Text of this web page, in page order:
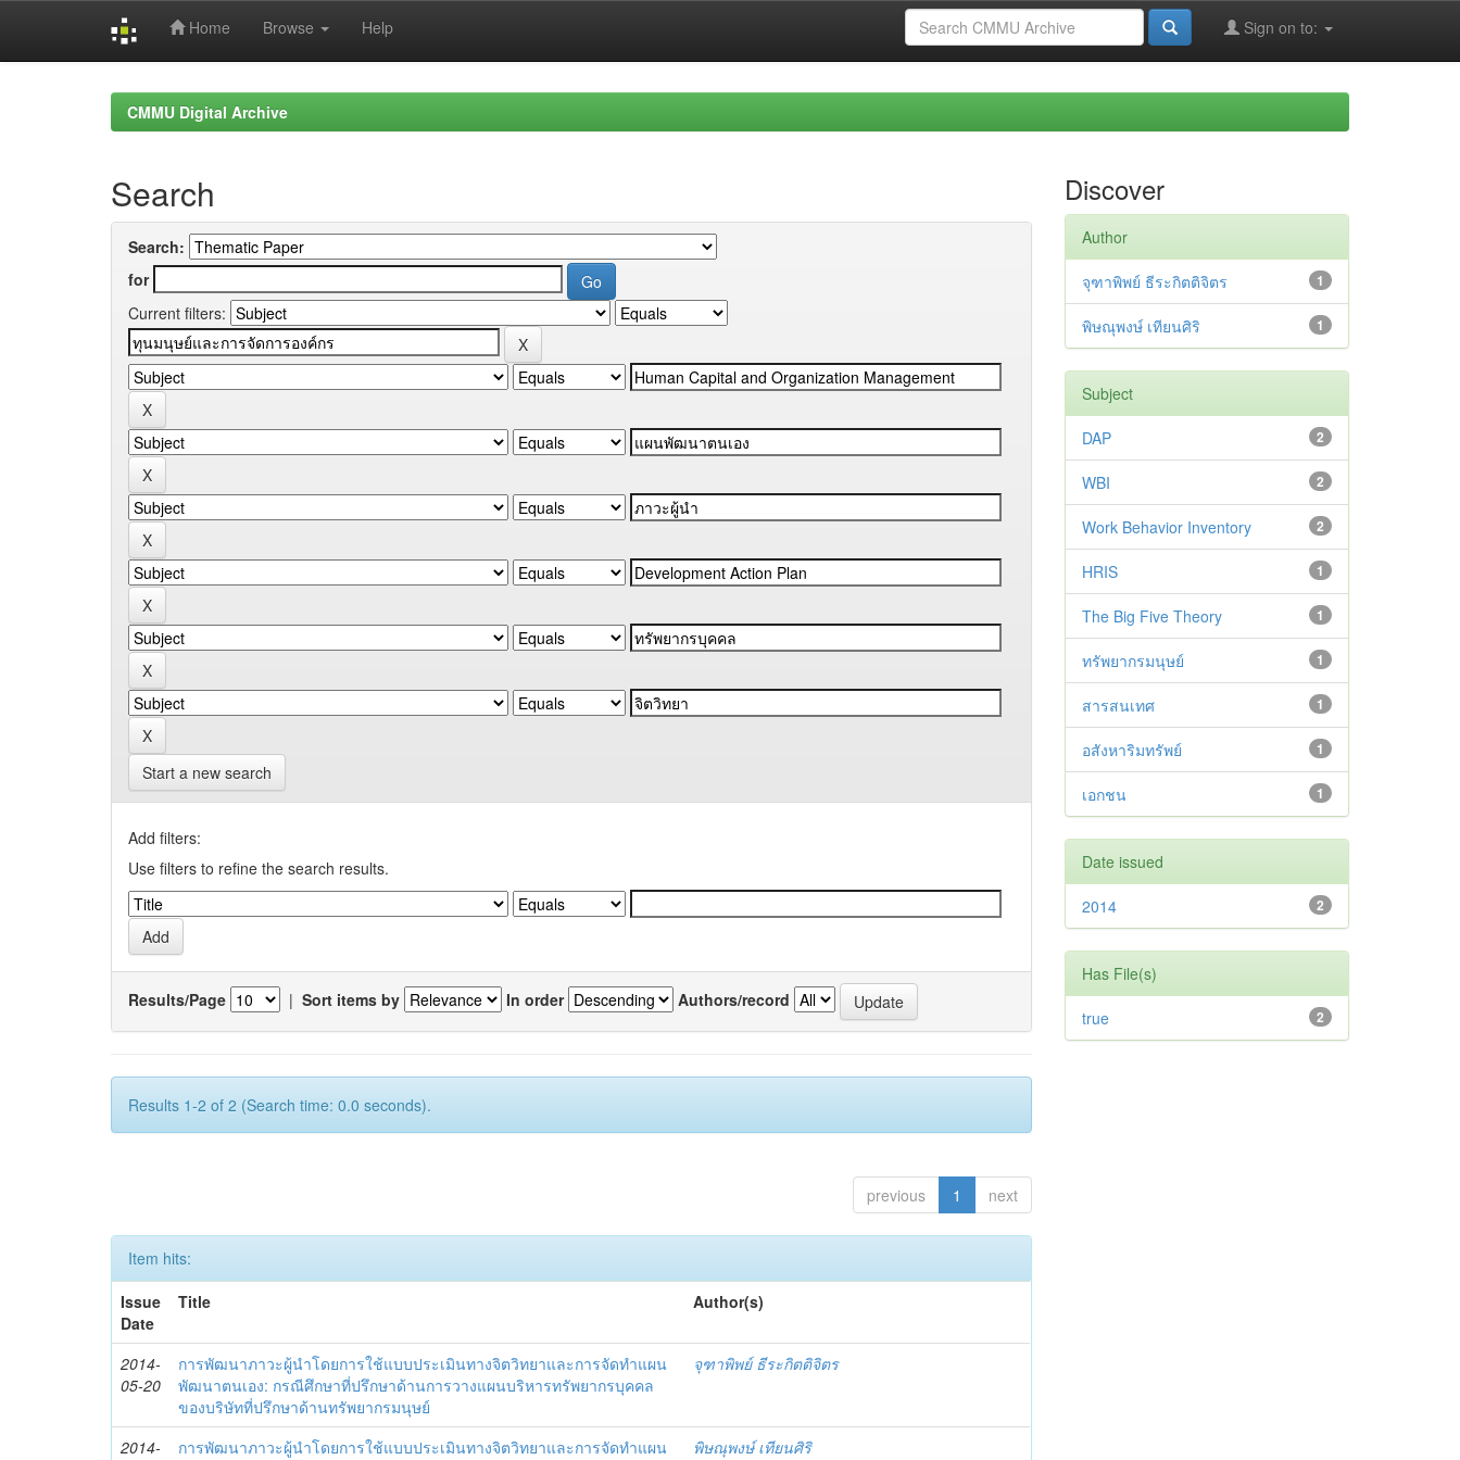
Home Browse Help Sign on to:
CMMU Digital Archive
Search
Search:
for
Current filters:
Start a new search
Add filters:
Use filters to refine the search results.
Results/Page | Sort items by In order Authors/record
Results 1-2 of 2 (Search time: 0.0 seconds).
previous 1 next
Item hits:
Issue
Date
Title Author(s)
2014-
05-20
การพัฒนาภาวะผู้นำโดยการใช้แบบประเมินทางจิตวิทยาและการจัดทำแผน
พัฒนาตนเอง: กรณีศึกษาที่ปรึกษาด้านการวางแผนบริหารทรัพยากรบุคคล
ของบริษัทที่ปรึกษาด้านทรัพยากรมนุษย์
จุฑาพิพย์ ธีระกิตติจิตร
2014-
การพัฒนาภาวะผู้นำโดยการใช้แบบประเมินทางจิตวิทยาและการจัดทำแผน
พิษณุพงษ์ เทียนศิริ
Discover
Author
1
จุฑาพิพย์ ธีระกิตติจิตร
1
พิษณุพงษ์ เทียนศิริ
Subject
2
DAP
2
WBI
2
Work Behavior Inventory
1
HRIS
1
The Big Five Theory
1
ทรัพยากรมนุษย์
1
สารสนเทศ
1
อสังหาริมทรัพย์
1
เอกชน
Date issued
2
2014
Has File(s)
2
true